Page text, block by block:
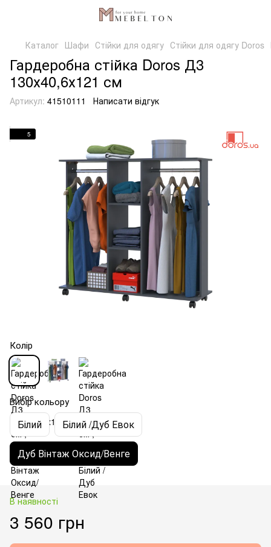
Каталог Шафи Стійки для одягу Стійки для одягу Doros
Гардеробна стійка Doros Д3
130х40,6х121 см
Артикул: 41510111 Написати відгук
5
Колір
Вибір кольору
Білий Білий /Дуб Евок
Дуб Вінтаж Оксид/Венге
В наявності
3 560 грн